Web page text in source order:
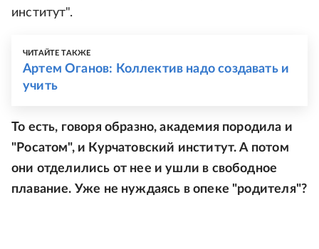
институт".
ЧИТАЙТЕ ТАКЖЕ
Артем Оганов: Коллектив надо создавать и
учить
То есть, говоря образно, академия породила и
"Росатом", и Курчатовский институт. А потом
они отделились от нее и ушли в свободное
плавание. Уже не нуждаясь в опеке "родителя"?